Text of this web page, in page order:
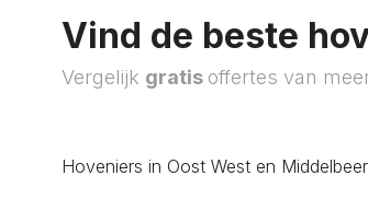
Vind de beste
Vergelijk gratis offertes van
Hoveniers in Oost West en